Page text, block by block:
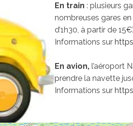
En train : plusieurs
nombreuses gares
d’1h30, à partir de
Informations sur
En avion, l’aéroport
prendre la navette
Informations sur